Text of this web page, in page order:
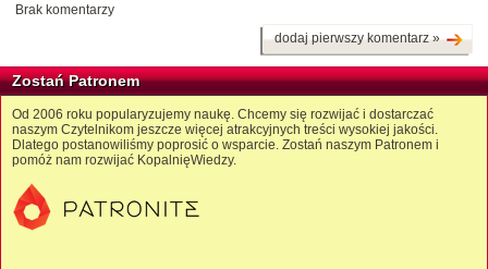
Brak komentarzy
dodaj pierwszy komentarz »
Zostań Patronem
Od 2006 roku popularyzujemy naukę. Chcemy się rozwijać i dostarczać
naszym Czytelnikom jeszcze więcej atrakcyjnych treści wysokiej jakości.
Dlatego postanowiliśmy poprosić o wsparcie. Zostań naszym Patronem i
pomóż nam rozwijać KopalnięWiedzy.